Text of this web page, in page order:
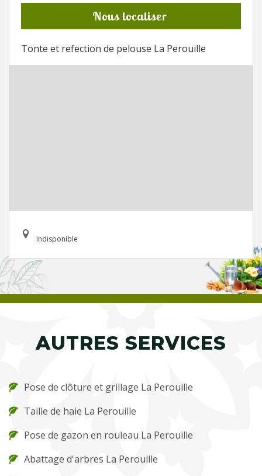
Nous localiser
Tonte et refection de pelouse La Perouille
indisponible
AUTRES SERVICES
Pose de clôture et grillage La Perouille
Taille de haie La Perouille
Pose de gazon en rouleau La Perouille
Abattage d'arbres La Perouille